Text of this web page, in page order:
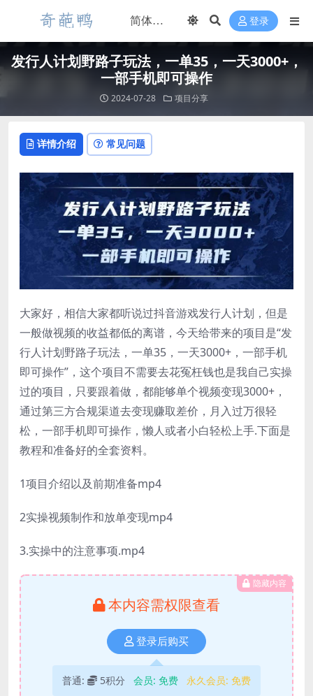
登录
发行人计划野路子玩法，一单35，一天3000+，
一部手机即可操作
2024-07-28 项目分享
详情介绍 常见问题
大家好，相信大家都听说过抖音游戏发行人计划，但是
一般做视频的收益都低的离谱，今天给带来的项目是“发
行人计划野路子玩法，一单35，一天3000+，一部手机
即可操作”，这个项目不需要去花冤枉钱也是我自己实操
过的项目，只要跟着做，都能够单个视频变现3000+，
通过第三方合规渠道去变现赚取差价，月入过万很轻
松，一部手机即可操作，懒人或者小白轻松上手.下面是
教程和准备好的全套资料。
1项目介绍以及前期准备mp4
2实操视频制作和放单变现mp4
3.实操中的注意事项.mp4
隐藏内容
本内容需权限查看
登录后购买
普通: 5积分 会员: 免费 永久会员: 免费